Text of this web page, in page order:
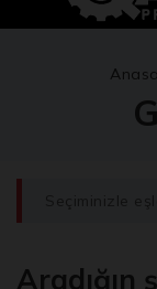
Aradığın